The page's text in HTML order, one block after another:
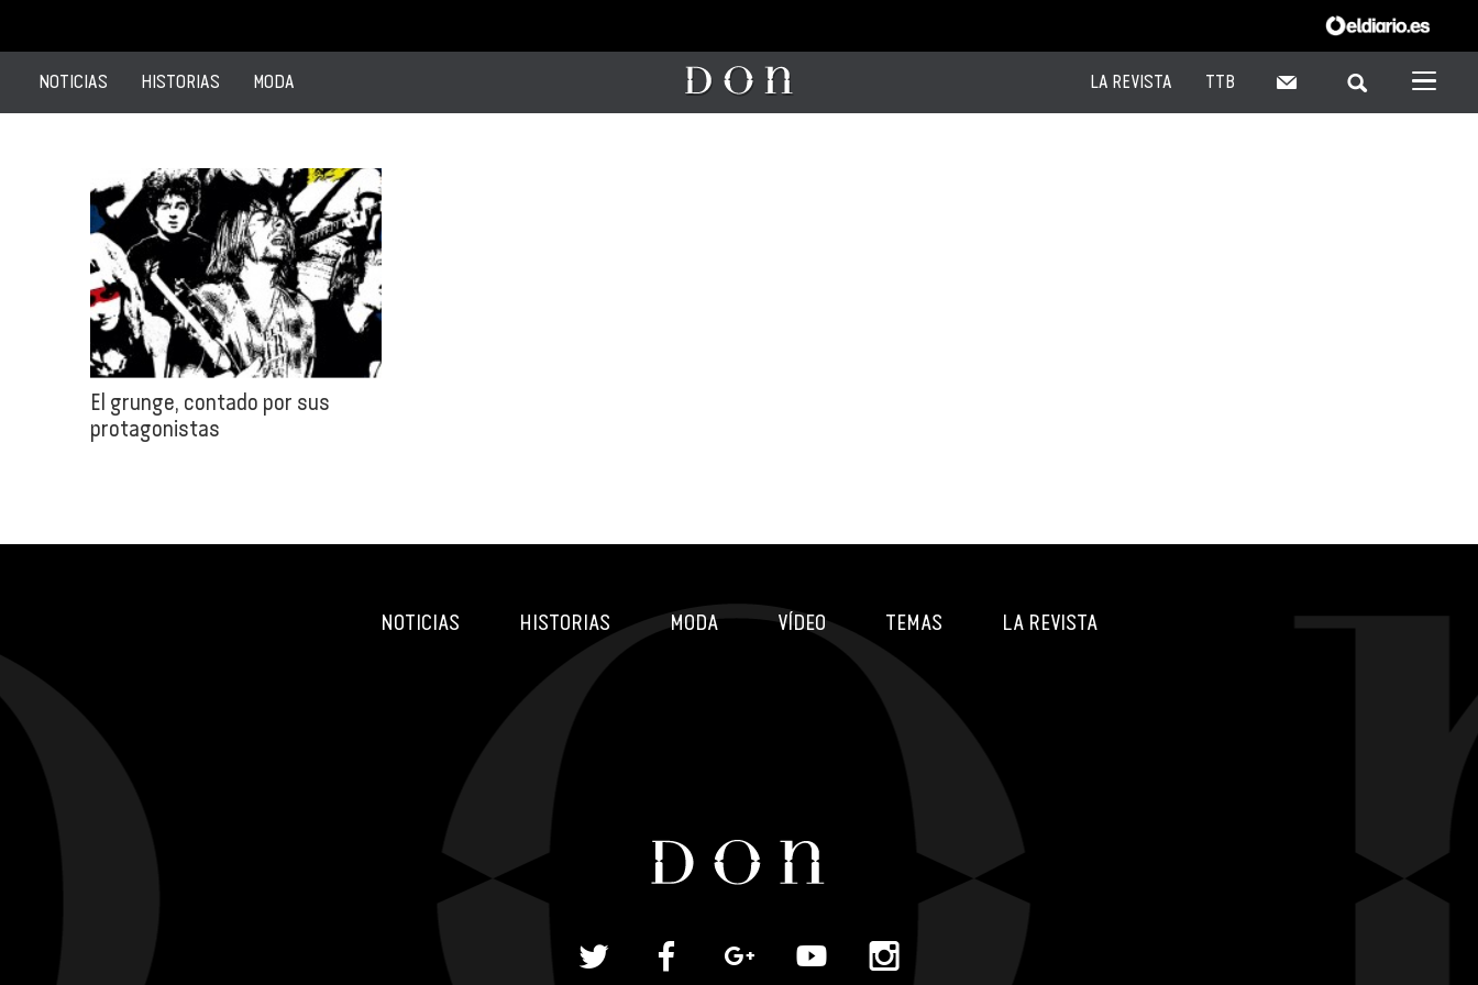
NOTICIAS HISTORIAS MODA LA REVISTA TTB
El grunge, contado por sus
protagonistas
NOTICIAS HISTORIAS MODA VÍDEO TEMAS LA REVISTA